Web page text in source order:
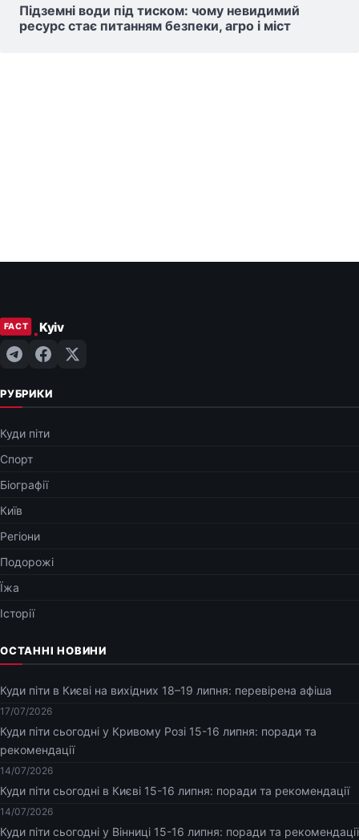
Підземні води під тиском: чому невидимий
ресурс стає питанням безпеки, агро і міст
РУБРИКИ
Куди піти
Спорт
Біографії
Київ
Регіони
Подорожі
Їжа
Історії
ОСТАННІ НОВИНИ
Куди піти в Києві на вихідних 18–19 липня: перевірена афіша
17/07/2026
Куди піти сьогодні у Кривому Розі 15-16 липня: поради та
рекомендації
14/07/2026
Куди піти сьогодні в Києві 15-16 липня: поради та рекомендації
14/07/2026
Куди піти сьогодні у Вінниці 15-16 липня: поради та рекомендації